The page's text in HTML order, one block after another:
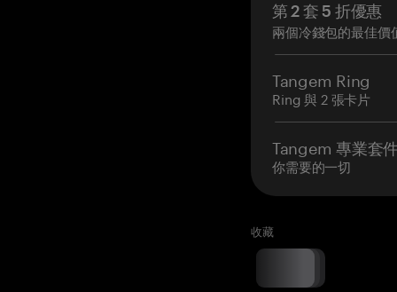
第 2 套 5 折優惠
兩個冷錢包的最佳價
Tangem Ring
Ring 與 2 張卡片
Tangem 專業套
你需要的一切
收藏